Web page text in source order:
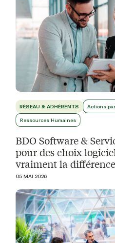
RÉSEAU & ADHÉRENTS Actions
Ressources Humaines
BDO Software &
pour des choix
vraiment la différence
05 MAI 2026